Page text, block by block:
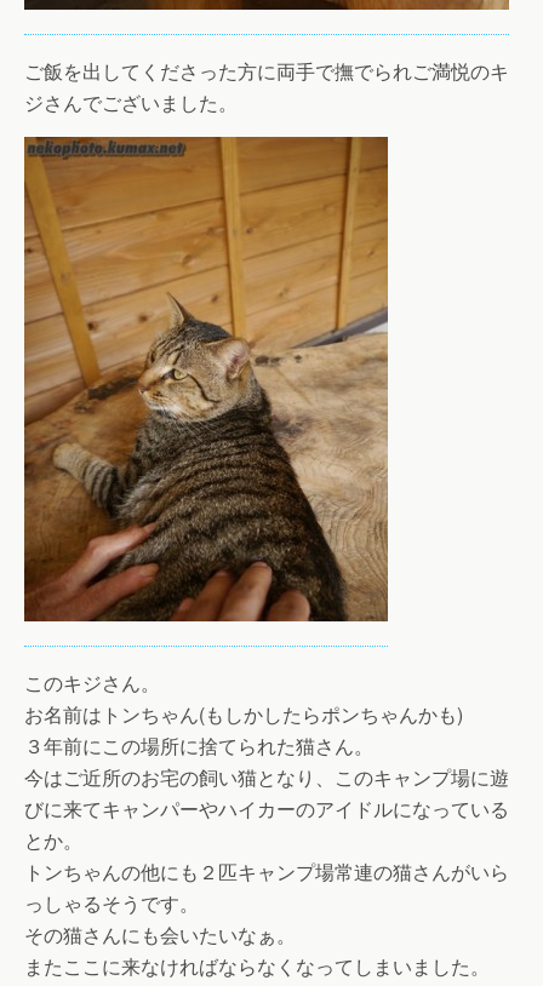
ご飯を出してくださった方に両手で撫でられご満悦のキ
ジさんでございました。
このキジさん。
お名前はトンちゃん(もしかしたらポンちゃんかも)
３年前にこの場所に捨てられた猫さん。
今はご近所のお宅の飼い猫となり、このキャンプ場に遊
びに来てキャンパーやハイカーのアイドルになっている
とか。
トンちゃんの他にも２匹キャンプ場常連の猫さんがいら
っしゃるそうです。
その猫さんにも会いたいなぁ。
またここに来なければならなくなってしまいました。